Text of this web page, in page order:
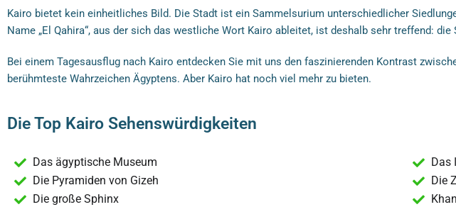
Kairo bietet kein einheitliches Bild. Die Stadt ist ein Sammelsurium unterschiedlicher
Name „El Qahira“, aus der sich das westliche Wort Kairo ableitet, ist deshalb sehr treffend: die
Bei einem Tagesausflug nach Kairo entdecken Sie mit uns den faszinierenden Kontrast
berühmteste Wahrzeichen Ägyptens. Aber Kairo hat noch viel mehr zu bieten.
Die Top Kairo Sehenswürdigkeiten
Das ägyptische Museum
Die Pyramiden von Gizeh
Die große Sphinx
Das
Die